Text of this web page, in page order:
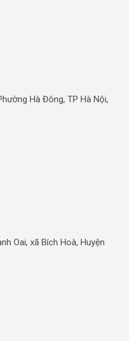
Hà Đông, TP Hà Nội,
Oai, xã Bích Hoà, Huyện